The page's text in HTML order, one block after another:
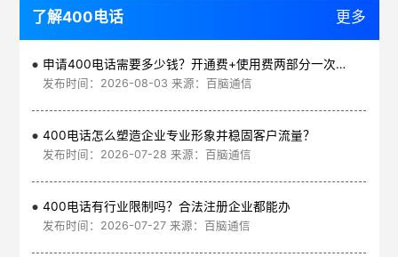
了解400电话 更多
申请400电话需要多少钱？开通费+使用费两部分一次讲清
发布时间：2026-08-03 来源：百脑通信
400电话怎么塑造企业专业形象并稳固客户流量？
发布时间：2026-07-28 来源：百脑通信
400电话有行业限制吗？合法注册企业都能办
发布时间：2026-07-27 来源：百脑通信